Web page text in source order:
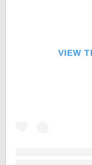
VIEW